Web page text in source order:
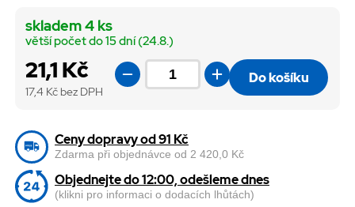
21,1 Kč
17,4 Kč bez DPH
skladem 4 ks
větší počet do 15 dní (24.8.)
Do košíku
Ceny dopravy od 91 Kč
Zdarma při objednávce od 2 420,0 Kč
Objednejte do 12:00, odešleme dnes
(klikni pro informaci o dodacích lhůtách)